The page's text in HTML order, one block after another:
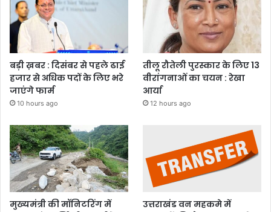
बड़ी ख़बर : दिसंबर से पहले ढाई
हजार से अधिक पदों के लिए भरे
जाएंगे फार्म
10 hours ago
तीलू रौतेली पुरस्कार के लिए 13
वीरांगनाओं का चयन : रेखा
आर्या
12 hours ago
मुख्यमंत्री की मॉनिटरिंग में
उत्तराखंड वन महकमे में